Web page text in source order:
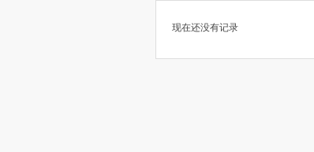
现在还没有记录